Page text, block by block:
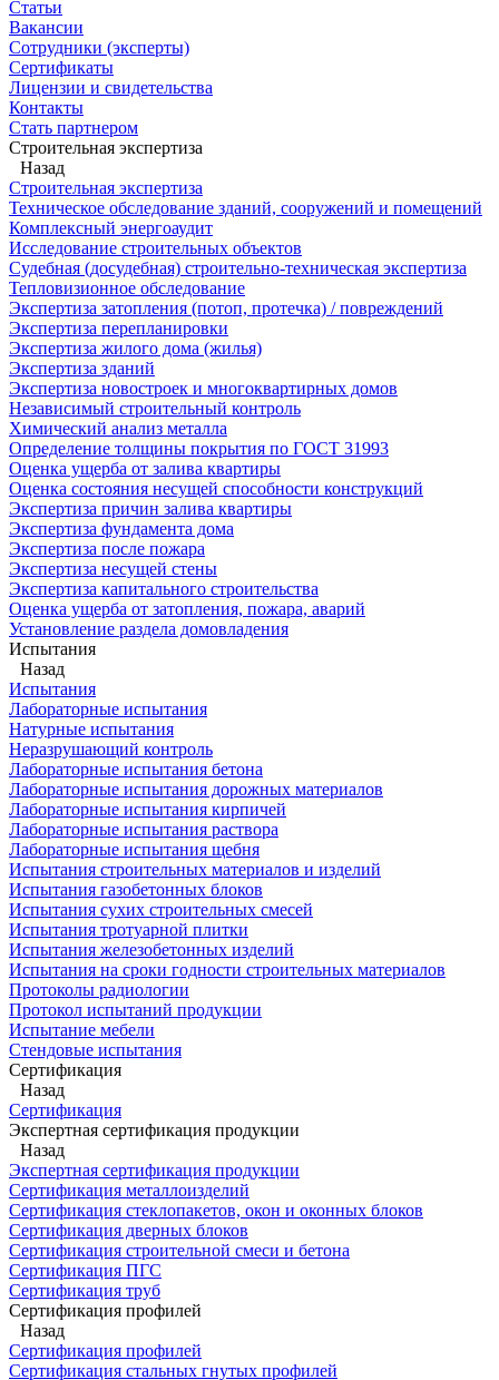
Статьи
Вакансии
Сотрудники (эксперты)
Сертификаты
Лицензии и свидетельства
Контакты
Стать партнером
Строительная экспертиза
Назад
Строительная экспертиза
Техническое обследование зданий, сооружений и помещений
Комплексный энергоаудит
Исследование строительных объектов
Судебная (досудебная) строительно-техническая экспертиза
Тепловизионное обследование
Экспертиза затопления (потоп, протечка) / повреждений
Экспертиза перепланировки
Экспертиза жилого дома (жилья)
Экспертиза зданий
Экспертиза новостроек и многоквартирных домов
Независимый строительный контроль
Химический анализ металла
Определение толщины покрытия по ГОСТ 31993
Оценка ущерба от залива квартиры
Оценка состояния несущей способности конструкций
Экспертиза причин залива квартиры
Экспертиза фундамента дома
Экспертиза после пожара
Экспертиза несущей стены
Экспертиза капитального строительства
Оценка ущерба от затопления, пожара, аварий
Установление раздела домовладения
Испытания
Назад
Испытания
Лабораторные испытания
Натурные испытания
Неразрушающий контроль
Лабораторные испытания бетона
Лабораторные испытания дорожных материалов
Лабораторные испытания кирпичей
Лабораторные испытания раствора
Лабораторные испытания щебня
Испытания строительных материалов и изделий
Испытания газобетонных блоков
Испытания сухих строительных смесей
Испытания тротуарной плитки
Испытания железобетонных изделий
Испытания на сроки годности строительных материалов
Протоколы радиологии
Протокол испытаний продукции
Испытание мебели
Стендовые испытания
Сертификация
Назад
Сертификация
Экспертная сертификация продукции
Назад
Экспертная сертификация продукции
Сертификация металлоизделий
Сертификация стеклопакетов, окон и оконных блоков
Сертификация дверных блоков
Сертификация строительной смеси и бетона
Сертификация ПГС
Сертификация труб
Сертификация профилей
Назад
Сертификация профилей
Сертификация стальных гнутых профилей